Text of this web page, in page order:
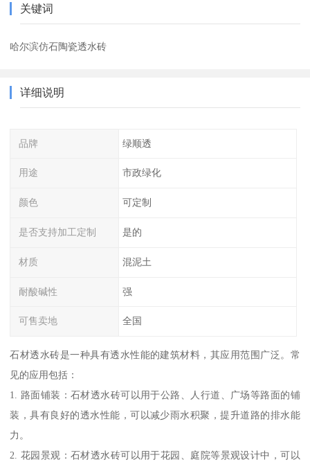
关键词
哈尔滨仿石陶瓷透水砖
详细说明
品牌 绿顺透
用途 市政绿化
颜色 可定制
是否支持加工定制 是的
材质 混泥土
耐酸碱性 强
可售卖地 全国
石材透水砖是一种具有透水性能的建筑材料，其应用范围广泛。常
见的应用包括：
1. 路面铺装：石材透水砖可以用于公路、人行道、广场等路面的铺
装，具有良好的透水性能，可以减少雨水积聚，提升道路的排水能
力。
2. 花园景观：石材透水砖可以用于花园、庭院等景观设计中，可以